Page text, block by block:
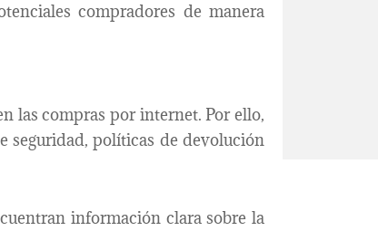
compradores de manera
las compras por internet. Por ello,
seguridad, políticas de devolución
información clara sobre la